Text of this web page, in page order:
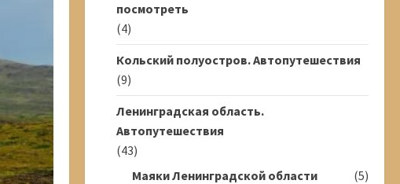
посмотреть
(4)
Кольский полуостров. Автопутешествия
(9)
Ленинградская область.
Автопутешествия
(43)
Маяки Ленинградской области
(5)